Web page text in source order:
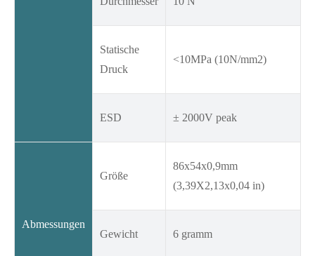
Statische
Druck
<10MPa (10N/mm2)
ESD ± 2000V peak
Abmessungen
Größe
86x54x0,9mm
(3,39X2,13x0,04 in)
Gewicht 6 gramm